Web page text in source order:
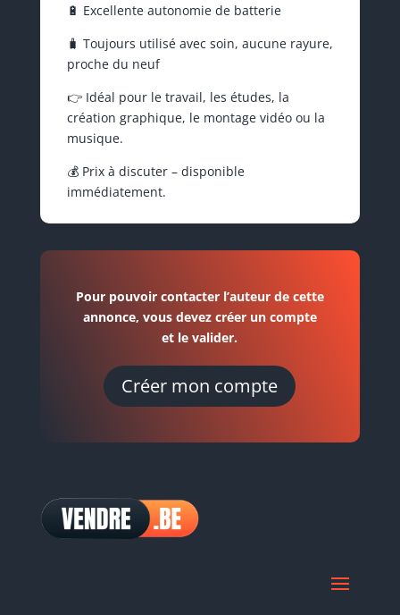
🔋 Excellente autonomie de batterie
🧳 Toujours utilisé avec soin, aucune rayure,
proche du neuf
👉 Idéal pour le travail, les études, la
création graphique, le montage vidéo ou la
musique.
💰 Prix à discuter – disponible
immédiatement.
Pour pouvoir contacter l’auteur de cette
annonce, vous devez créer un compte
et le valider.
Créer mon compte